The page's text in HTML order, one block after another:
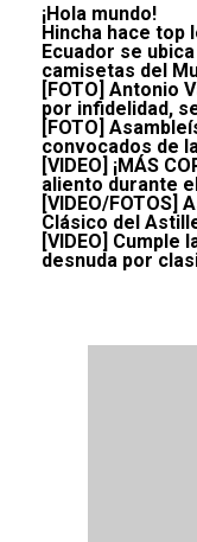
¡Hola mundo!
Hincha hace top
Ecuador se
camisetas del
[FOTO] Antonio
por infidelidad,
[FOTO]
convocados de la
[VIDEO] ¡MÁS
aliento durante
[VIDEO/FOTOS]
Clásico del
[VIDEO]
desnuda por